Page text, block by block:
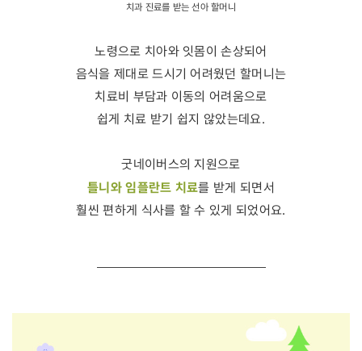
치과 진료를 받는 선아 할머니
노령으로 치아와 잇몸이 손상되어
음식을 제대로 드시기 어려웠던 할머니는
치료비 부담과 이동의 어려움으로
쉽게 치료 받기 쉽지 않았는데요.
굿네이버스의 지원으로
틀니와 임플란트 치료를 받게 되면서
훨씬 편하게 식사를 할 수 있게 되었어요.